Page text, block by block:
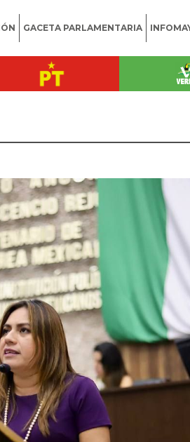
GACETA PARLAMENTARIA